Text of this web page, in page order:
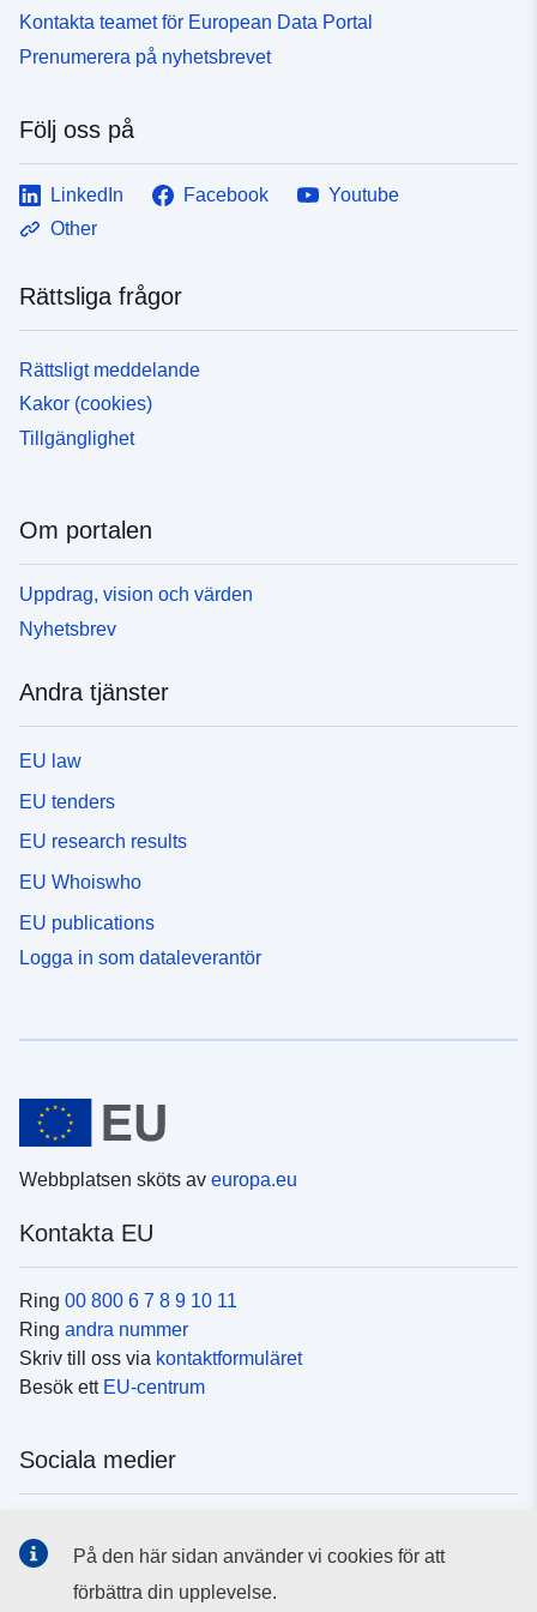
Kontakta teamet för European Data Portal
Prenumerera på nyhetsbrevet
Följ oss på
LinkedIn Facebook
Youtube
Other
Rättsliga frågor
Rättsligt meddelande
Kakor (cookies)
Tillgänglighet
Om portalen
Uppdrag, vision och värden
Nyhetsbrev
Andra tjänster
EU law
EU tenders
EU research results
EU Whoiswho
EU publications
Logga in som dataleverantör
Webbplatsen sköts av europa.eu
Kontakta EU
Ring 00 800 6 7 8 9 10 11
Ring andra nummer
Skriv till oss via kontaktformuläret
Besök ett EU-centrum
Sociala medier
På den här sidan använder vi cookies för att
förbättra din upplevelse.